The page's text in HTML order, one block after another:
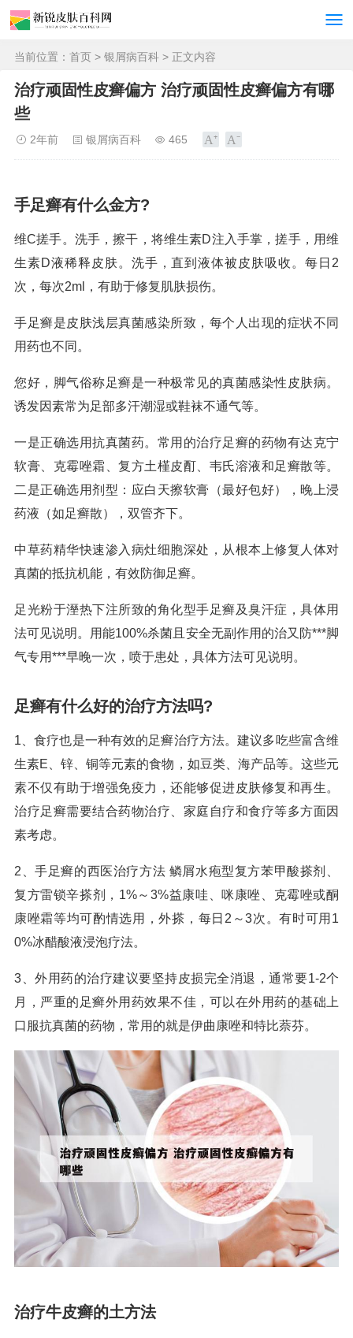
当前位置： 首页 > 银屑病百科 > 正文内容
治疗顽固性皮癣偏方 治疗顽固性皮癣偏方有哪
些
2年前 银屑病百科 465
手足癣有什么金方?
维C搓手。洗手，擦干，将维生素D注入手掌，搓手，用维
生素D液稀释皮肤。洗手，直到液体被皮肤吸收。每日2
次，每次2ml，有助于修复肌肤损伤。
手足癣是皮肤浅层真菌感染所致，每个人出现的症状不同
用药也不同。
您好，脚气俗称足癣是一种极常见的真菌感染性皮肤病。
诱发因素常为足部多汗潮湿或鞋袜不通气等。
一是正确选用抗真菌药。常用的治疗足癣的药物有达克宁
软膏、克霉唑霜、复方土槿皮酊、韦氏溶液和足癣散等。
二是正确选用剂型：应白天擦软膏（最好包好），晚上浸
药液（如足癣散），双管齐下。
中草药精华快速渗入病灶细胞深处，从根本上修复人体对
真菌的抵抗机能，有效防御足癣。
足光粉于溼热下注所致的角化型手足癣及臭汗症，具体用
法可见说明。用能100%杀菌且安全无副作用的治又防***脚
气专用***早晚一次，喷于患处，具体方法可见说明。
足癣有什么好的治疗方法吗?
1、食疗也是一种有效的足癣治疗方法。建议多吃些富含维
生素E、锌、铜等元素的食物，如豆类、海产品等。这些元
素不仅有助于增强免疫力，还能够促进皮肤修复和再生。
治疗足癣需要结合药物治疗、家庭自疗和食疗等多方面因
素考虑。
2、手足癣的西医治疗方法 鳞屑水疱型复方苯甲酸搽剂、
复方雷锁辛搽剂，1%～3%益康哇、咪康唑、克霉唑或酮
康唑霜等均可酌情选用，外搽，每日2～3次。有时可用1
0%冰醋酸液浸泡疗法。
3、外用药的治疗建议要坚持皮损完全消退，通常要1-2个
月，严重的足癣外用药效果不佳，可以在外用药的基础上
口服抗真菌的药物，常用的就是伊曲康唑和特比萘芬。
治疗牛皮癣的土方法